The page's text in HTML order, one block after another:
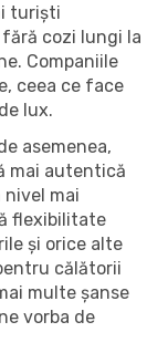
turiști
cozi lungi la
Companiile
ceea ce face
lux.
asemenea,
mai autentică
nivel mai
flexibilitate
și orice alte
călătorii
multe șanse
vorba de